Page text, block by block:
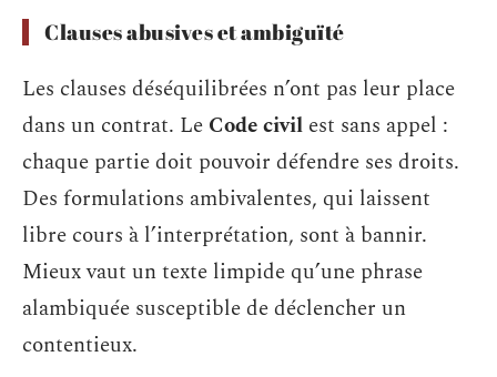
Clauses abusives et ambiguïté
Les clauses déséquilibrées n’ont pas leur place
dans un contrat. Le Code civil est sans appel :
chaque partie doit pouvoir défendre ses droits.
Des formulations ambivalentes, qui laissent
libre cours à l’interprétation, sont à bannir.
Mieux vaut un texte limpide qu’une phrase
alambiquée susceptible de déclencher un
contentieux.